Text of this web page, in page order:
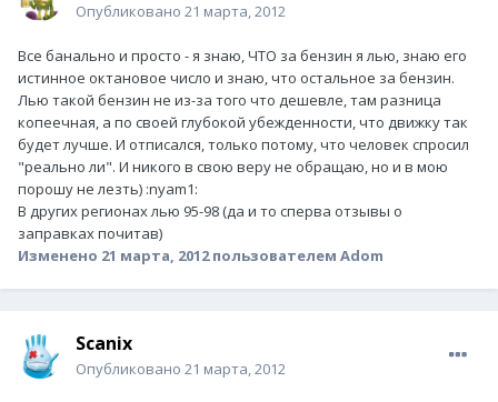
Опубликовано 21 марта, 2012
Все банально и просто - я знаю, ЧТО за бензин я лью, знаю его
истинное октановое число и знаю, что остальное за бензин.
Лью такой бензин не из-за того что дешевле, там разница
копеечная, а по своей глубокой убежденности, что движку так
будет лучше. И отписался, только потому, что человек спросил
"реально ли". И никого в свою веру не обращаю, но и в мою
порошу не лезть) :nyam1:
В других регионах лью 95-98 (да и то сперва отзывы о
заправках почитав)
Изменено 21 марта, 2012пользователем Adom
Scanix
Опубликовано 21 марта, 2012